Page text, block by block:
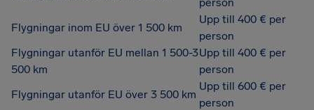
Flygningar inom EU över 1 500 km
Upp till 400 € per
person
Flygningar utanför EU mellan 1 500-3
500 km
Upp till 400 € per
person
Flygningar utanför EU över 3 500 km
Upp till 600 € per
person